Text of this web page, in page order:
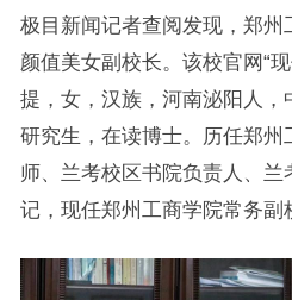
极目新闻记者查阅发现，郑州
颜值美女副校长。该校官网“
提，女，汉族，河南泌阳人
研究生，在读博士。历任郑州
师、兰考校区书院负责人、兰
记，现任郑州工商学院常务副